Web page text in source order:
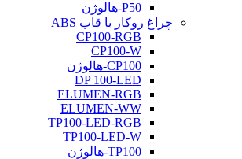
P50-هالوژن
چراغ روکار با قاب ABS
CP100-RGB
CP100-W
CP100-هالوژن
DP 100-LED
ELUMEN-RGB
ELUMEN-WW
TP100-LED-RGB
TP100-LED-W
TP100-هالوژن